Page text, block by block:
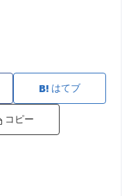
はてブ
コピー